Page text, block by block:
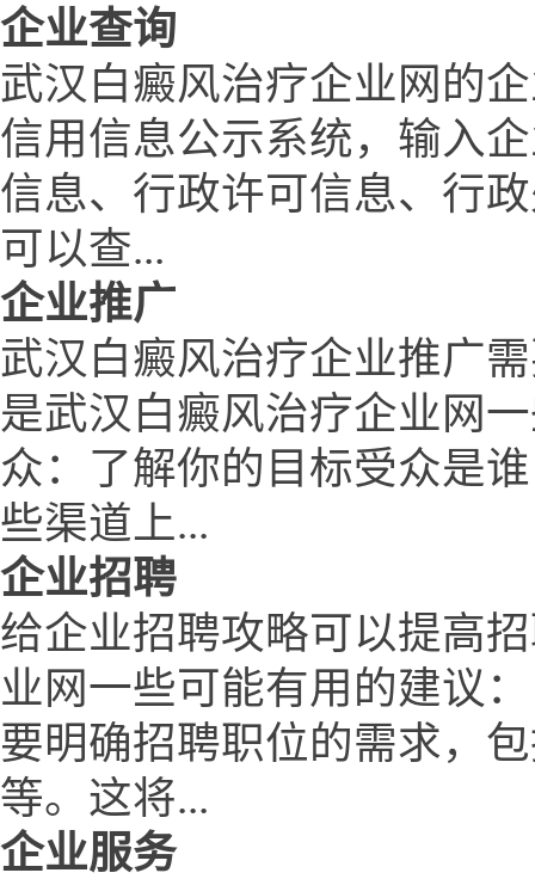
企业查询
武汉白癜风治疗企业网的
信用信息公示系统，输入
信息、行政许可信息、行
可以查...
企业推广
武汉白癜风治疗企业推广
是武汉白癜风治疗企业网
众：了解你的目标受众是
些渠道上...
企业招聘
给企业招聘攻略可以提高
业网一些可能有用的建议
要明确招聘职位的需求，
等。这将...
企业服务